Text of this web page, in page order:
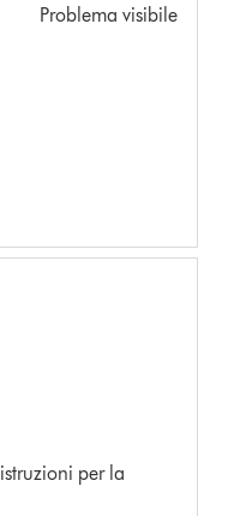
Problema visibile
per la